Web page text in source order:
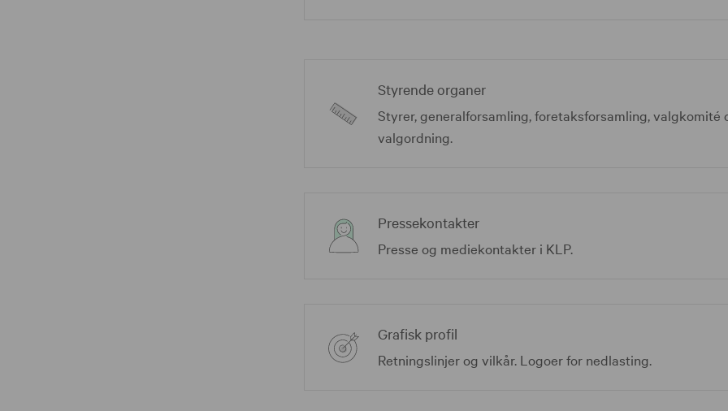
Styrende organer
Styrer, generalforsamling, foretaksforsamling, valgkomité
valgordning.
Pressekontakter
Presse og mediekontakter i KLP.
Grafisk profil
Retningslinjer og vilkår. Logoer for nedlasting.